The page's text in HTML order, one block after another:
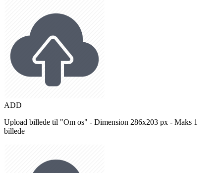
ADD
Upload billede til "Om os" - Dimension 286x203 px - Maks 1
billede